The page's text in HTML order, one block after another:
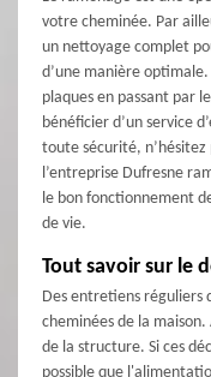
votre cheminée. Par
un nettoyage complet
d’une manière
plaques en passant par
bénéficier d’un service
toute sécurité, n’hésitez
l’entreprise Dufresne
le bon fonctionnement
de vie.
Tout savoir sur le
Des entretiens réguliers
cheminées de la
de la structure. Si ces
possible que